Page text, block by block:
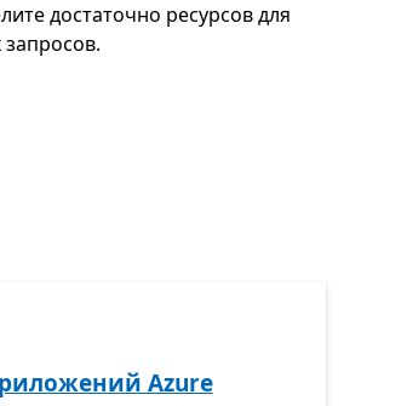
достаточно ресурсов для
Azure